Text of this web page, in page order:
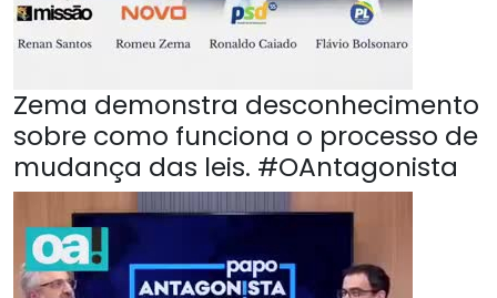
Zema demonstra desconhecimento
sobre como funciona o processo de
mudança das leis. #OAntagonista